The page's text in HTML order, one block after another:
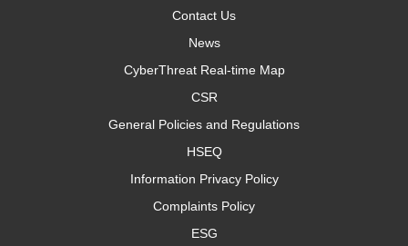
Contact Us
News
CyberThreat Real-time Map
CSR
General Policies and Regulations
HSEQ
Information Privacy Policy
Complaints Policy
ESG